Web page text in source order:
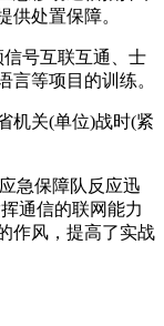
供处置保障。
号互联互通、士
言等项目的训练。
机关(单位)战时(紧
急保障队反应迅
通信的联网能力
作风，提高了实战